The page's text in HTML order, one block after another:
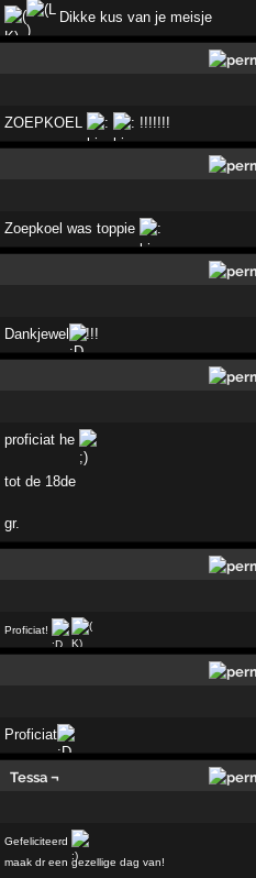
Dikke kus van je meisje
ZOEPKOEL !!!!!!!
Zoepkoel was toppie
Dankjewel !!!
proficiat he
tot de 18de
gr.
Proficiat!
Proficiat
Tessa ¬
Gefeliciteerd
maak dr een gezellige dag van!